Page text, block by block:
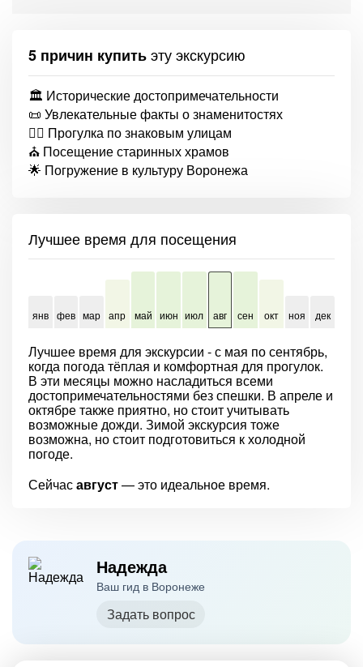
5 причин купитьэту экскурсию
🏛️ Исторические достопримечательности
📜 Увлекательные факты о знаменитостях
🚶‍♂️ Прогулка по знаковым улицам
⛪ Посещение старинных храмов
🌟 Погружение в культуру Воронежа
Лучшее время для посещения
янв фев мар апр май июн июл авг сен окт ноя дек
Лучшее время для экскурсии - с мая по сентябрь,
когда погода тёплая и комфортная для прогулок.
В эти месяцы можно насладиться всеми
достопримечательностями без спешки. В апреле и
октябре также приятно, но стоит учитывать
возможные дожди. Зимой экскурсия тоже
возможна, но стоит подготовиться к холодной
погоде.
Сейчасавгуст— это идеальное время.
Надежда
Ваш гид в Воронеже
Задать вопрос